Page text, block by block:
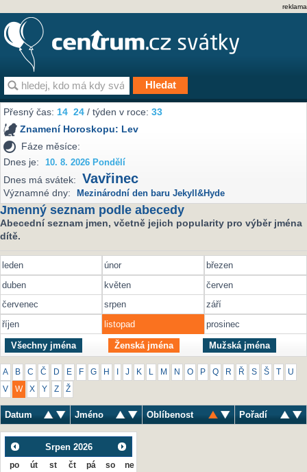
reklama
Přesný čas:14 24 / týden v roce:33
Znamení Horoskopu: Lev
Fáze měsíce:
Dnes je:
10. 8. 2026 Pondělí
Dnes má svátek: Vavřinec
Významné dny: Mezinárodní den baru Jekyll&Hyde
Jmenný seznam podle abecedy
Abecední seznam jmen, včetně jejich popularity pro výběr jména
dítě.
leden únor
březen
duben
květen
červen
červenec
srpen
září
říjen
listopad prosinec
Všechny jména Ženská jména Mužská jména
A B C Č D E F G H J K M N O P Q R Ř S Š U
V W X Y Z Ž
Datum Jméno Oblíbenost Pořadí
Srpen 2026
po út st čt pá so ne